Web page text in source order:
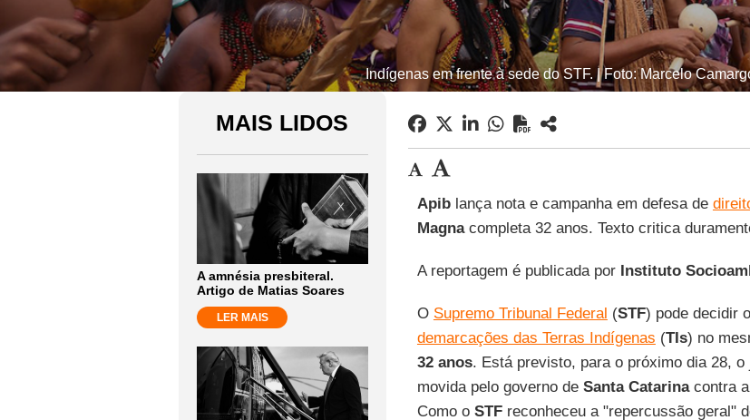
Indígenas em frente à sede do STF. | Foto: Marcelo
MAIS LIDOS
A amnésia presbiteral.
Artigo de Matias Soares
LER MAIS
Apiblança nota e campanha em defesa de
Magnacompleta 32 anos. Texto critica
A reportagem é publicada por Instituto
O Supremo Tribunal Federal (STF) pode decidir
demarcações das Terras Indígenas (TIs) no
32 anos. Está previsto, para o próximo dia 28,
movida pelo governo de Santa Catarinacontra a
Como o STFreconheceu a "repercussão geral"